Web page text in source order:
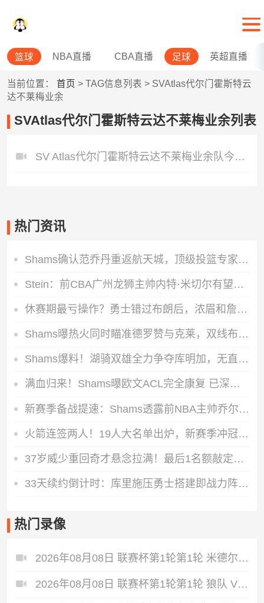
篮球 NBA直播 CBA直播 足球 英超直播
当前位置： 首页 > TAG信息列表 > SVAtlas代尔门霍斯特云
达不莱梅业余
SVAtlas代尔门霍斯特云达不莱梅业余列表
SV Atlas代尔门霍斯特云达不莱梅业余队今日赛事
热门资讯
Shams确认范乔丹重返航天城，顶级投篮专家加盟为火箭投射装上引擎
Stein：前CBA广州龙狮主帅内特·米切尔有望出任G联盟德州传奇队主帅
休赛期最亏操作？勇士错过布朗后，浓眉和詹姆斯的加盟可能性直接归零
Shams曝热火同时瞄准德罗赞与克莱，双线布局紧盯买断、交易双重补强机会
Shams爆料！湖骑双雄全力争夺库明加，无直接签约空间只能走先签后换
满血归来！Shams曝欧文ACL完全康复 已深度嵌入独行侠休赛期布局
新赛季备战提速：Shams透露前NBA主帅乔尔格已和掘金敲定首席助教合同
火箭连签两人！19人大名单出炉，新赛季冲冠希望大增
37岁威少重回奇才悬念拉满！最后1名额敲定，四巨头直接冲季后赛
33天续约倒计时：库里施压勇士搭建即战力阵容，11%下家赔率直指尼克斯
热门录像
2026年08月08日 联赛杯第1轮第1轮 米德尔斯堡 VS 雷克瑟姆 全场录像
2026年08月08日 联赛杯第1轮第1轮 狼队 VS 维尔港 全场录像